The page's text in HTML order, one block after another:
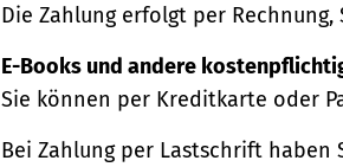
Die Zahlung erfolgt per Rechnung,
E-Books und andere
Sie können per Kreditkarte oder
Bei Zahlung per Lastschrift haben